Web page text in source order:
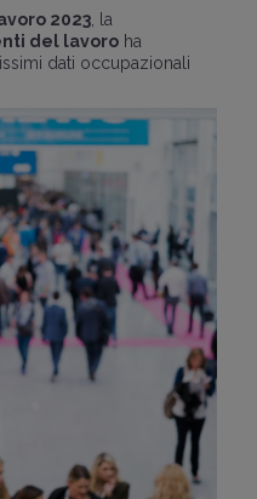
2023 , la
del lavoro ha
dati occupazionali